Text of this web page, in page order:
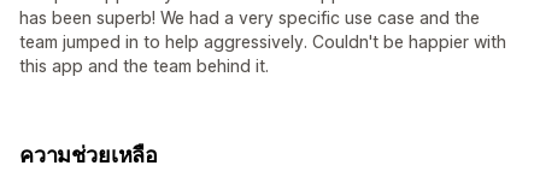
has been superb! We had a very specific use case and the
team jumped in to help aggressively. Couldn't be happier with
this app and the team behind it.
ความช่วยเหลือ